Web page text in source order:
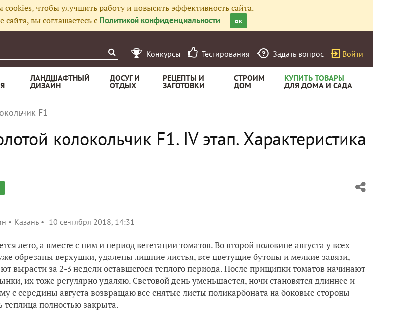
чтобы улучшить работу и повысить эффективность сайта.
вы соглашаетесь с Политикой конфиденциальности ок
Конкурсы Тестирования Задать вопрос Войти
ЛАНДШАФТНЫЙ
ДИЗАЙН
ДОСУГ И
ОТДЫХ
РЕЦЕПТЫ И
ЗАГОТОВКИ
СТРОИМ
ДОМ
КУПИТЬ ТОВАРЫ
ДЛЯ ДОМА И САДА
F1
колокольчик F1. IV этап. Характеристика
Казань 10 сентября 2018, 14:31
лето, а вместе с ним и период вегетации томатов. Во второй половине августа у всех
обрезаны верхушки, удалены лишние листья, все цветущие бутоны и мелкие завязи,
вырасти за 2-3 недели оставшегося теплого периода. После прищипки томатов начинают
их тоже регулярно удаляю. Световой день уменьшается, ночи становятся длиннее и
с середины августа возвращаю все снятые листы поликарбоната на боковые стороны
теплица полностью закрыта.